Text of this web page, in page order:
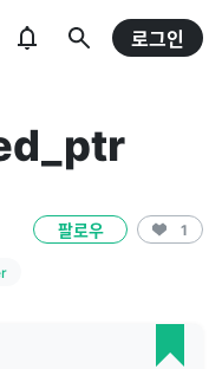
로그인
팔로우 1